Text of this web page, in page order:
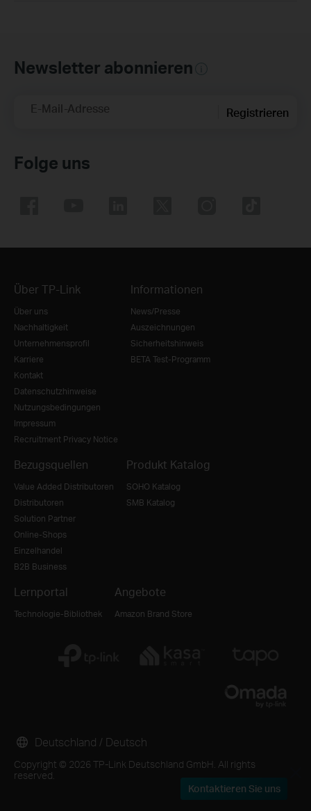
Newsletter abonnieren
E-Mail-Adresse Registrieren
Folge uns
Über TP-Link
Über uns
Nachhaltigkeit
Unternehmensprofil
Karriere
Kontakt
Datenschutzhinweise
Nutzungsbedingungen
Impressum
Recruitment Privacy Notice
Informationen
News/Presse
Auszeichnungen
Sicherheitshinweis
BETA Test-Programm
Bezugsquellen
Value Added Distributoren
Distributoren
Solution Partner
Online-Shops
Einzelhandel
B2B Business
Produkt Katalog
SOHO Katalog
SMB Katalog
Lernportal
Technologie-Bibliothek
Angebote
Amazon Brand Store
Copyright © 2026 TP-Link Deutschland GmbH. All rights
reserved.
Deutschland / Deutsch
Kontaktieren Sie uns